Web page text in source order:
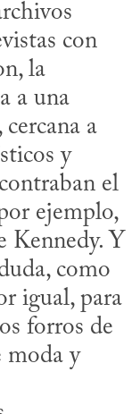
con
la
a una
a
y
el
ejemplo,
Kennedy. Y
como
igual, para
forros de
moda y